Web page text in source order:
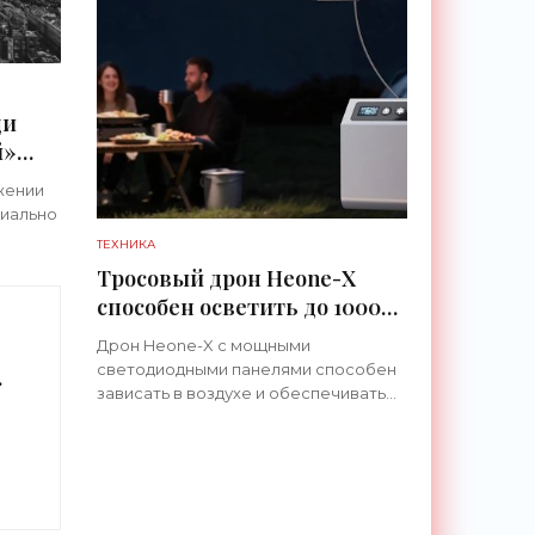
ТЕХНИКА
Тросовый дрон Heone-X
способен осветить до 1000
квадратных метров земли -
«Беспилотники»
Дрон Heone-X с мощными
светодиодными панелями способен
зависать в воздухе и обеспечивать